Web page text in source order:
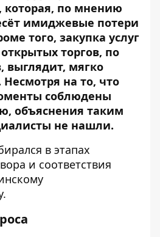
которая, по мнению
имиджевые потери
того, закупка услуг
торгов, по
выглядит, мягко
Несмотря на то, что
соблюдены
объяснения таким
не нашли.
в этапах
и соответствия